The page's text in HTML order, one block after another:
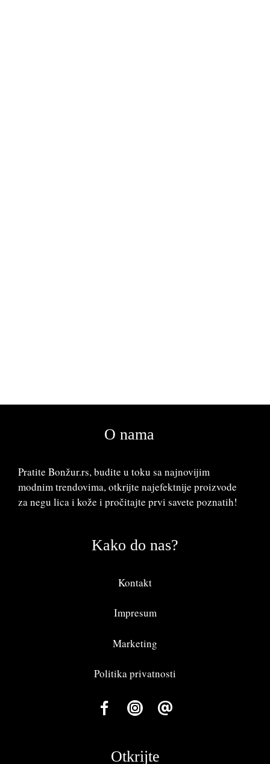
O nama
Pratite Bonžur.rs, budite u toku sa najnovijim
modnim trendovima, otkrijte najefektnije proizvode
za negu lica i kože i pročitajte prvi savete poznatih!
Kako do nas?
Kontakt
Impresum
Marketing
Politika privatnosti
Otkrijte